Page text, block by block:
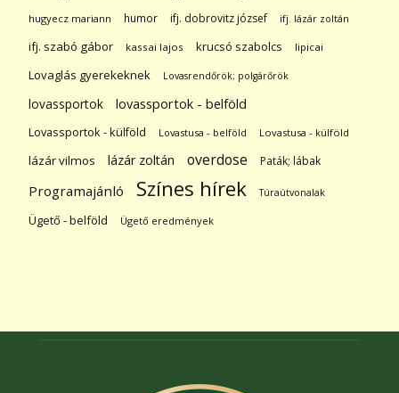
hugyecz mariann humor ifj. dobrovitz józsef ifj. lázár zoltán
ifj. szabó gábor kassai lajos krucsó szabolcs lipicai
Lovaglás gyerekeknek Lovasrendőrök; polgárőrök
lovassportok lovassportok - belföld
Lovassportok - külföld Lovastusa - belföld Lovastusa - külföld
lázár vilmos lázár zoltán overdose Paták; lábak
Programajánló Színes hírek Túraútvonalak
Ügető - belföld Ügető eredmények